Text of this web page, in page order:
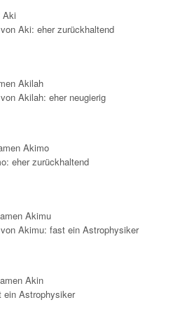
Aki
Aki: eher zurückhaltend
Akilah
Akilah: eher neugierig
Akimo
eher zurückhaltend
Akimu
Akimu: fast ein Astrophysiker
Akin
ein Astrophysiker